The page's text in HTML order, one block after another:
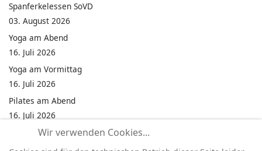
Spanferkelessen SoVD
03. August 2026
Yoga am Abend
16. Juli 2026
Yoga am Vormittag
16. Juli 2026
Pilates am Abend
16. Juli 2026
Jumping Fitness Intervall
16. Juli 2026
Wir verwenden Cookies...